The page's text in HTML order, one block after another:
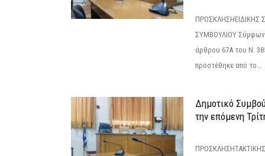
ΠΡΟΣΚΛΗΣΗΕΙΔΙΚΗΣ
ΣΥΜΒΟΥΛΙΟΥ
άρθρου 67Α του Ν.
προστέθηκε από το...
Δημοτικό
την επόμενη